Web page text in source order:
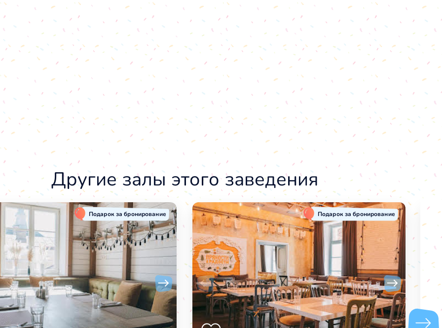
Другие залы этого заведения
Подарок за бронирование Подарок за бронирование